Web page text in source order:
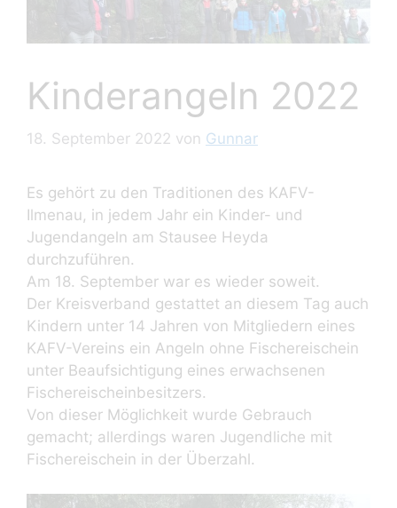
Kinderangeln 2022
18. September 2022 von Gunnar
Es gehört zu den Traditionen des KAFV-
Ilmenau, in jedem Jahr ein Kinder- und
Jugendangeln am Stausee Heyda
durchzuführen.
Am 18. September war es wieder soweit.
Der Kreisverband gestattet an diesem Tag auch
Kindern unter 14 Jahren von Mitgliedern eines
KAFV-Vereins ein Angeln ohne Fischereischein
unter Beaufsichtigung eines erwachsenen
Fischereischeinbesitzers.
Von dieser Möglichkeit wurde Gebrauch
gemacht; allerdings waren Jugendliche mit
Fischereischein in der Überzahl.